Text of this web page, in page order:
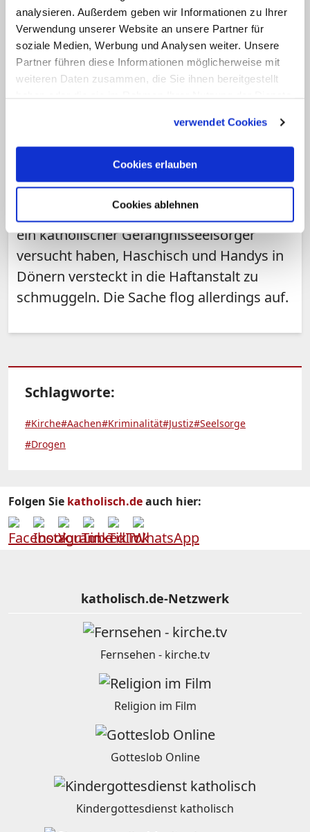
analysieren. Außerdem geben wir Informationen zu Ihrer
Verwendung unserer Website an unsere Partner für
soziale Medien, Werbung und Analysen weiter. Unsere
Partner führen diese Informationen möglicherweise mit
weiteren Daten zusammen, die Sie ihnen bereitgestellt
verwendet Cookies
Cookies erlauben
Cookies ablehnen
"unwiderruflich freigestellt"
Im Döner: Katholischer Seelsorger
wollte Drogen in JVA schmuggeln
In diesen Dönern war definitiv zu viel drin:
Im nordrhein-westfälischen Heinsberg soll
ein katholischer Gefängnisseelsorger
versucht haben, Haschisch und Handys in
Dönern versteckt in die Haftanstalt zu
schmuggeln. Die Sache flog allerdings auf.
Schlagworte:
#Kirche#Aachen#Kriminalität#Justiz#Seelsorge
#Drogen
Folgen Sie katholisch.deauch hier:
katholisch.de-Netzwerk
Fernsehen - kirche.tv
Religion im Film
Gotteslob Online
Kindergottesdienst katholisch